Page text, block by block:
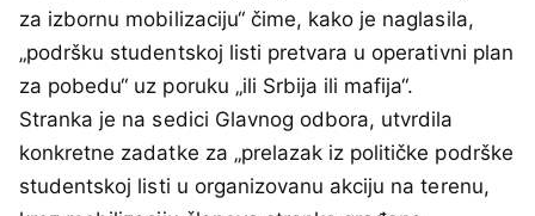
za izbornu mobilizaciju“ čime, kako je naglasila,
„podršku studentskoj listi pretvara u operativni plan
za pobedu“ uz poruku „ili Srbija ili mafija“.
Stranka je na sedici Glavnog odbora, utvrdila
konkretne zadatke za „prelazak iz političke podrške
studentskoj listi u organizovanu akciju na terenu,